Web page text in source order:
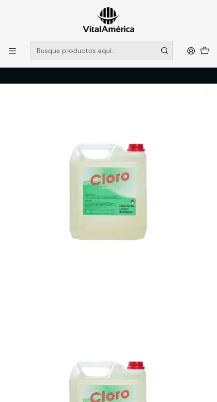
POR SISTEMA FRONTAL SOLO RETIROS EN TIENDA, DESDE
MUCHAS GRACIAS +569 5956 2237
Leer más
Inicio Catálogo
LIMPIEZA E HIGENE INDUSTRIAL
PRODUCTOS DE LIMPIEZA
CLORO 5 LTS